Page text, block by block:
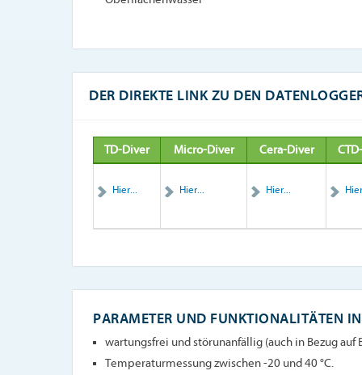
DER DIREKTE LINK ZU DEN
TD-Diver Micro-Diver Cera-Diver
Hier... Hier... Hier...
PARAMETER UND FUNKTIONALITÄTEN
wartungsfrei und störunanfällig (auch in Bezug auf
Temperaturmessung zwischen -20 und 40 °C.